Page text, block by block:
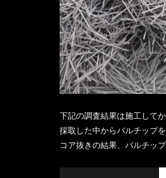
下記の調査結果は施工して
採取した中からバルチップ
コア抜きの結果、バルチッ